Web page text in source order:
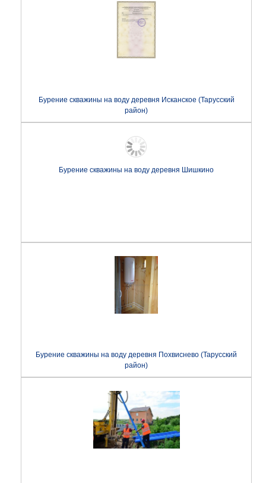
Бурение скважины на воду деревня Исканское (Тарусский
район)
Бурение скважины на воду деревня Шишкино
Бурение скважины на воду деревня Похвиснево (Тарусский
район)